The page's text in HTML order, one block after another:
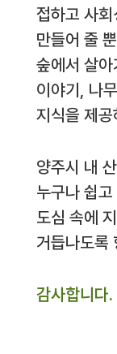
접하고 사
만들어 줄
숲에서 살
이야기, 나
지식을 제
양주시 내
누구나 쉽
도심 속에
거듭나도록
감사합니다.